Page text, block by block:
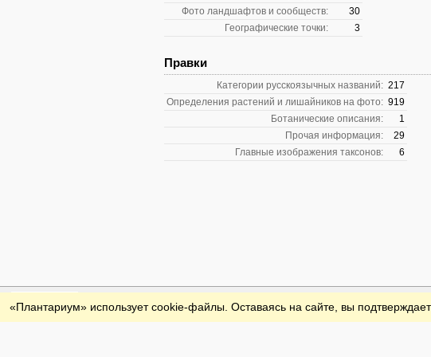
Фото ландшафтов и сообществ:
30
Географические точки:
3
Правки
Категории русскоязычных названий: 217
Определения растений и лишайников на фото: 919
Ботанические описания:
1
Прочая информация:
29
Главные изображения таксонов:
6
Обратная связь
«Плантариум» использует cookie-файлы. Оставаясь на сайте, вы